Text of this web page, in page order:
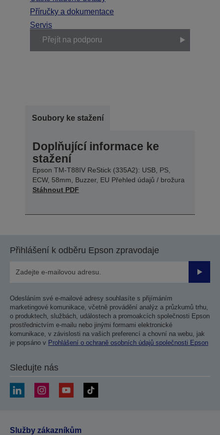
Příručky a dokumentace
Servis
Přejít na podporu
Soubory ke stažení
Doplňující informace ke
stažení
Epson TM-T88IV ReStick (335A2): USB, PS,
ECW, 58mm, Buzzer, EU Přehled údajů / brožura
Stáhnout PDF
Přihlášení k odběru Epson zpravodaje
Odesláním své e-mailové adresy souhlasíte s přijímáním
marketingové komunikace, včetně provádění analýz a průzkumů trhu,
o produktech, službách, událostech a promoakcích společnosti Epson
prostřednictvím e-mailu nebo jinými formami elektronické
komunikace, v závislosti na vašich preferencí a chovní na webu, jak
je popsáno v Prohlášení o ochraně osobních údajů společnosti Epson
Sledujte nás
Služby zákazníkům